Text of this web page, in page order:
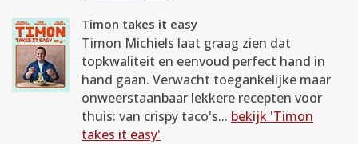
Timon takes it easy
Timon Michiels laat graag zien dat
topkwaliteit en eenvoud perfect hand in
hand gaan. Verwacht toegankelijke maar
onweerstaanbaar lekkere recepten voor
thuis: van crispy taco's... bekijk 'Timon
takes it easy'